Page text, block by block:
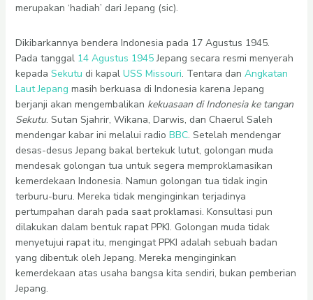
merupakan ‘hadiah’ dari Jepang (sic).
Dikibarkannya bendera Indonesia pada 17 Agustus 1945.
Pada tanggal 14 Agustus 1945Jepang secara resmi menyerah
kepada Sekutu di kapal USS Missouri. Tentara dan Angkatan
Laut Jepang masih berkuasa di Indonesia karena Jepang
berjanji akan mengembalikan kekuasaan di Indonesia ke tangan
Sekutu. Sutan Sjahrir, Wikana, Darwis, dan Chaerul Saleh
mendengar kabar ini melalui radio BBC. Setelah mendengar
desas-desus Jepang bakal bertekuk lutut, golongan muda
mendesak golongan tua untuk segera memproklamasikan
kemerdekaan Indonesia. Namun golongan tua tidak ingin
terburu-buru. Mereka tidak menginginkan terjadinya
pertumpahan darah pada saat proklamasi. Konsultasi pun
dilakukan dalam bentuk rapat PPKI. Golongan muda tidak
menyetujui rapat itu, mengingat PPKI adalah sebuah badan
yang dibentuk oleh Jepang. Mereka menginginkan
kemerdekaan atas usaha bangsa kita sendiri, bukan pemberian
Jepang.